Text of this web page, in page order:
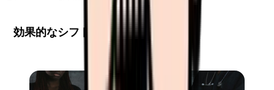
効果的なシフト調整の実践方法